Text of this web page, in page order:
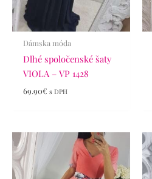
Dámska móda
Dlhé spoločenské šaty
VIOLA – VP 1428
69.90€ s DPH